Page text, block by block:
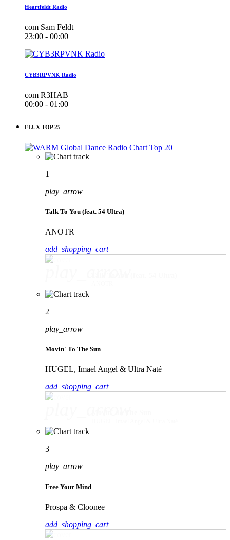
Heartfeldt Radio
com Sam Feldt
23:00 - 00:00
CYB3RPVNK Radio
com R3HAB
00:00 - 01:00
FLUX TOP 25
1
play_arrow
Talk To You (feat. 54 Ultra)
ANOTR
add_shopping_cart
2
play_arrow
Movin' To The Sun
HUGEL, Imael Angel & Ultra Naté
add_shopping_cart
3
play_arrow
Free Your Mind
Prospa & Cloonee
add_shopping_cart